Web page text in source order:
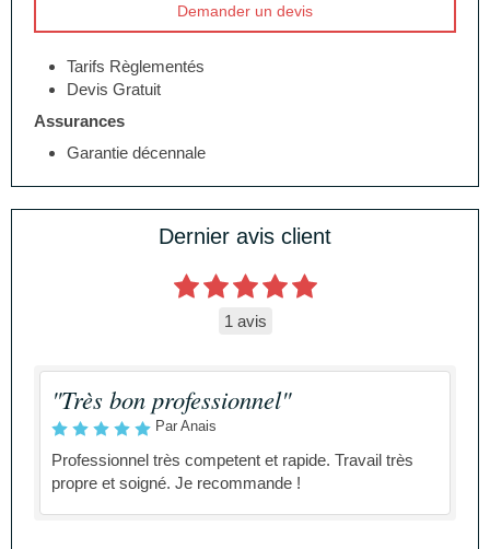
Demander un devis
Tarifs Règlementés
Devis Gratuit
Assurances
Garantie décennale
Dernier avis client
1 avis
"Très bon professionnel"
Par Anais
Professionnel très competent et rapide. Travail très
propre et soigné. Je recommande !